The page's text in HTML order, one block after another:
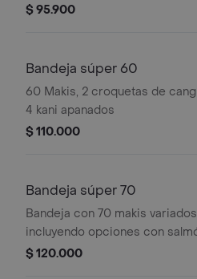
acompañado de un postre de
$ 95.900
Bandeja súper 60
60 Makis, 2 croquetas de cangrejo y
4 kani apanados
$ 110.000
Bandeja súper 70
Bandeja con 70 makis
incluyendo opciones con
pepino.
$ 120.000